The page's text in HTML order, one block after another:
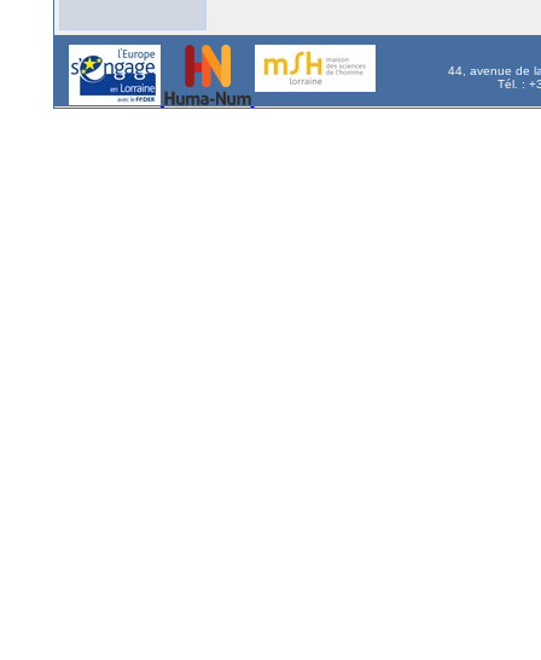
44, avenue de
Tél. :